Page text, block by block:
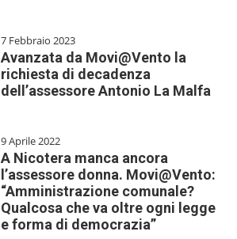
7 Febbraio 2023
Avanzata da Movi@Vento la
richiesta di decadenza
dell’assessore Antonio La Malfa
9 Aprile 2022
A Nicotera manca ancora
l’assessore donna. Movi@Vento:
“Amministrazione comunale?
Qualcosa che va oltre ogni legge
e forma di democrazia”